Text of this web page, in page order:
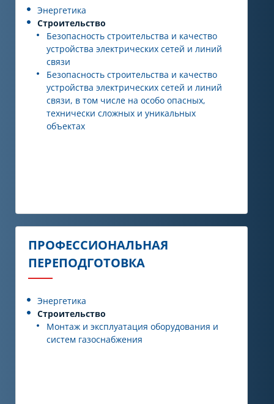
Энергетика
Строительство
Безопасность строительства и качество
устройства электрических сетей и линий
связи
Безопасность строительства и качество
устройства электрических сетей и линий
связи, в том числе на особо опасных,
технически сложных и уникальных
объектах
ПРОФЕССИОНАЛЬНАЯ
ПЕРЕПОДГОТОВКА
Энергетика
Строительство
Монтаж и эксплуатация оборудования и
систем газоснабжения